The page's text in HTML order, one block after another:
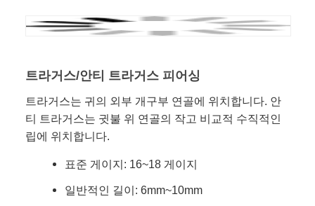
트라거스/안티 트라거스 피어싱
트라거스는 귀의 외부 개구부 연골에 위치합니다. 안
티 트라거스는 귓불 위 연골의 작고 비교적 수직적인
립에 위치합니다.
표준 게이지: 16~18 게이지
일반적인 길이: 6mm~10mm